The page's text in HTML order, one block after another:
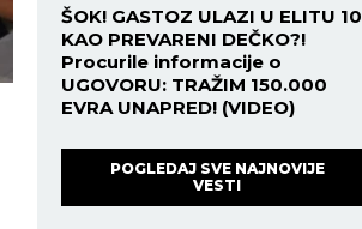
ŠOK! GASTOZ ULAZI U ELITU 10
KAO PREVARENI DEČKO?!
Procurile informacije o
UGOVORU: TRAŽIM 150.000
EVRA UNAPRED! (VIDEO)
POGLEDAJ SVE NAJNOVIJE
VESTI